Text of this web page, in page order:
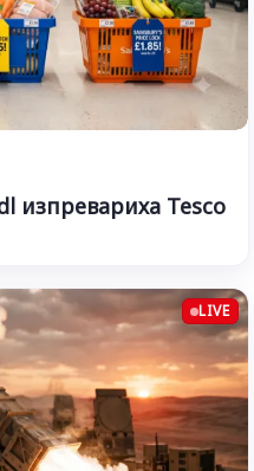
изпревариха Tesco
LIVE